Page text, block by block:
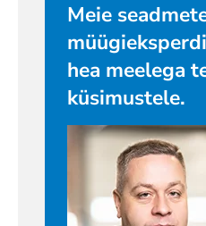
Meie
hea meelega
küsimustele.